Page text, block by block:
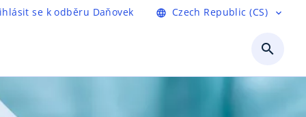
se k odběru Daňovek language Czech Republic (CS) expand_more
search